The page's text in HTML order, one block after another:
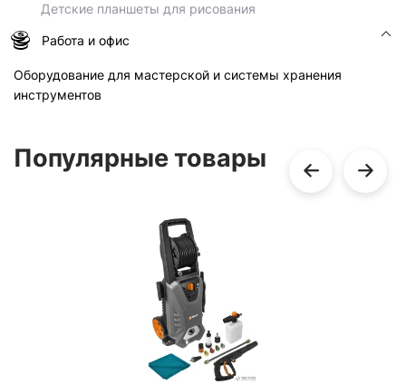
Детские планшеты для рисования
Работа и офис
Оборудование для мастерской и системы хранения
инструментов
Популярные товары